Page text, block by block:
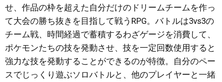
せ、作品の枠を超えた自分だけのドリームチームを作っ
て大会の勝ち抜きを目指して戦うRPG。バトルは3vs3の
チーム戦、時間経過で蓄積するわざゲージを消費して、
ポケモンたちの技を発動させ、技を一定回数使用すると
強力な技を発動することができるのが特徴。自分のペー
スでじっくり遊ぶソロバトルと、他のプレイヤーと一緒